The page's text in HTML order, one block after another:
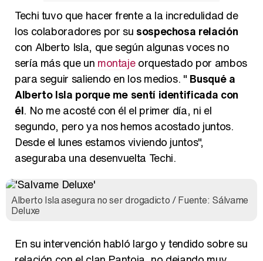
Techi tuvo que hacer frente a la incredulidad de
los colaboradores por su sospechosa relación
con Alberto Isla, que según algunas voces no
sería más que un montajeorquestado por ambos
para seguir saliendo en los medios. " Busqué a
Alberto Isla porque me sentí identificada con
él. No me acosté con él el primer día, ni el
segundo, pero ya nos hemos acostado juntos.
Desde el lunes estamos viviendo juntos",
aseguraba una desenvuelta Techi.
Alberto Isla asegura no ser drogadicto / Fuente: Sálvame
Deluxe
En su intervención habló largo y tendido sobre su